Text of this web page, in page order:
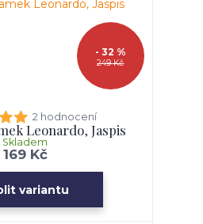
249 Kč
- 32 %
2 hodnocení
Leonardo, Jaspis
169 Kč
Skladem
variantu